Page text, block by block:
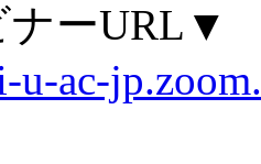
ナーURL▼
u-ac-